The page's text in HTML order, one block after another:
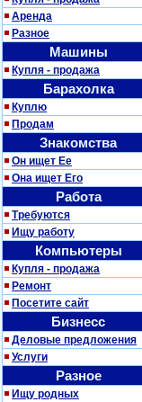
Аренда
Разное
Машины
Купля - продажа
Барахолка
Куплю
Продам
Знакомства
Он ищет Ее
Она ищет Его
Работа
Требуются
Ищу работу
Компьютеры
Купля - продажа
Ремонт
Посетите сайт
Бизнесс
Деловые предложения
Услуги
Разное
Ищу родных